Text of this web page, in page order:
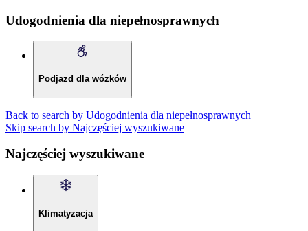
Udogodnienia dla niepełnosprawnych
Podjazd dla wózków
Back to search by Udogodnienia dla niepełnosprawnych
Skip search by Najczęściej wyszukiwane
Najczęściej wyszukiwane
Klimatyzacja